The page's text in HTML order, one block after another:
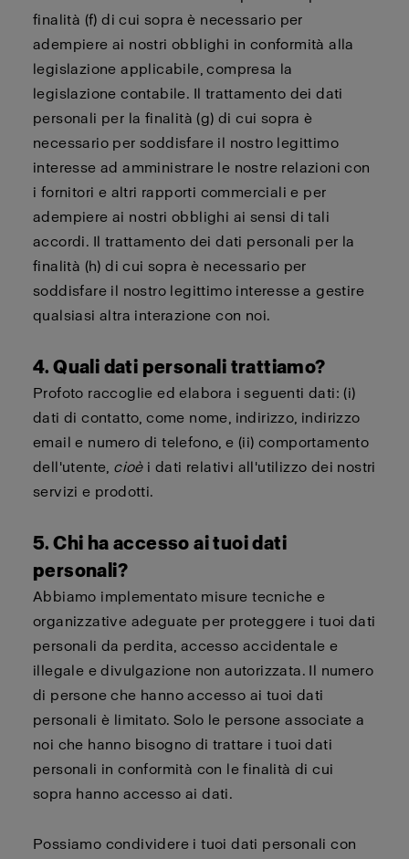
finalità (f) di cui sopra è necessario per
adempiere ai nostri obblighi in conformità alla
legislazione applicabile, compresa la
legislazione contabile. Il trattamento dei dati
personali per la finalità (g) di cui sopra è
necessario per soddisfare il nostro legittimo
interesse ad amministrare le nostre relazioni con
i fornitori e altri rapporti commerciali e per
adempiere ai nostri obblighi ai sensi di tali
accordi. Il trattamento dei dati personali per la
finalità (h) di cui sopra è necessario per
soddisfare il nostro legittimo interesse a gestire
qualsiasi altra interazione con noi.
4. Quali dati personali trattiamo?
Profoto raccoglie ed elabora i seguenti dati: (i)
dati di contatto, come nome, indirizzo, indirizzo
email e numero di telefono, e (ii) comportamento
dell'utente, cioèi dati relativi all'utilizzo dei nostri
servizi e prodotti.
5. Chi ha accesso ai tuoi dati
personali?
Abbiamo implementato misure tecniche e
organizzative adeguate per proteggere i tuoi dati
personali da perdita, accesso accidentale e
illegale e divulgazione non autorizzata. Il numero
di persone che hanno accesso ai tuoi dati
personali è limitato. Solo le persone associate a
noi che hanno bisogno di trattare i tuoi dati
personali in conformità con le finalità di cui
sopra hanno accesso ai dati.
Possiamo condividere i tuoi dati personali con